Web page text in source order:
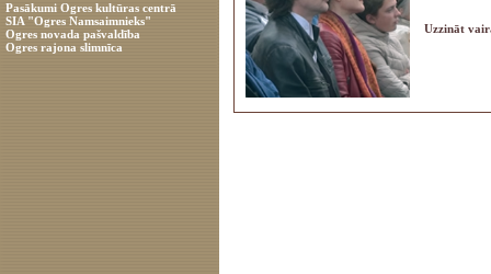
Pasākumi Ogres kultūras centrā
SIA "Ogres Namsaimnieks"
Ogres novada pašvaldība
Ogres rajona slimnīca
Uzzināt